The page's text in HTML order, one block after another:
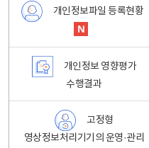
개인정보파일 등록현황
개인정보 영향평가
수행결과
고정형
영상정보처리기기의 운영·관리